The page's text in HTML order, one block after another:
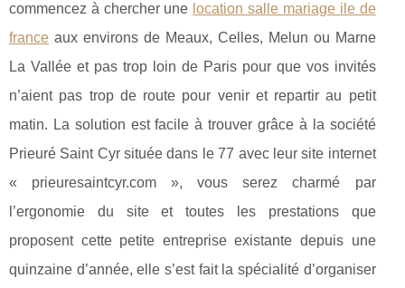
commencez à chercher une location salle mariage ile de
france aux environs de Meaux, Celles, Melun ou Marne
La Vallée et pas trop loin de Paris pour que vos invités
n’aient pas trop de route pour venir et repartir au petit
matin. La solution est facile à trouver grâce à la société
Prieuré Saint Cyr située dans le 77 avec leur site internet
« prieuresaintcyr.com », vous serez charmé par
l’ergonomie du site et toutes les prestations que
proposent cette petite entreprise existante depuis une
quinzaine d’année, elle s’est fait la spécialité d’organiser